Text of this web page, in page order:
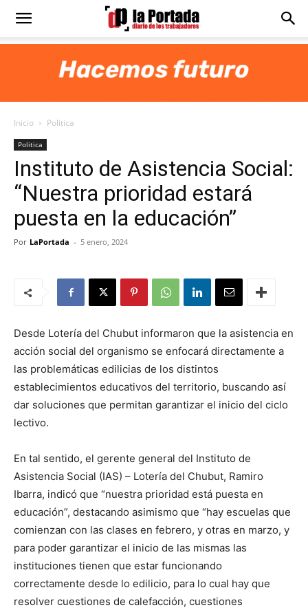
Diario
Portada
Inicio Politica
Politica
Instituto de Asistencia Social:
“Nuestra prioridad estará
puesta en la educación”
Por LaPortada - 5 enero, 2024
Desde Lotería del Chubut informaron que la asistencia en
acción social del organismo se enfocará directamente a
las problemáticas edilicias de los distintos
establecimientos educativos del territorio, buscando así
dar soluciones que permitan garantizar el inicio del ciclo
lectivo.
En tal sentido, el gerente general del Instituto de
Asistencia Social (IAS) – Lotería del Chubut, Ramiro
Ibarra, indicó que “nuestra prioridad está puesta en
educación”, destacando asimismo que “hay escuelas que
comienzan con las clases en febrero, y otras en marzo, y
para poder garantizar el inicio de las mismas las
instituciones tienen que estar funcionando
correctamente desde lo edilicio, para lo cual hay que
resolver cuestiones de calefacción, cuestiones